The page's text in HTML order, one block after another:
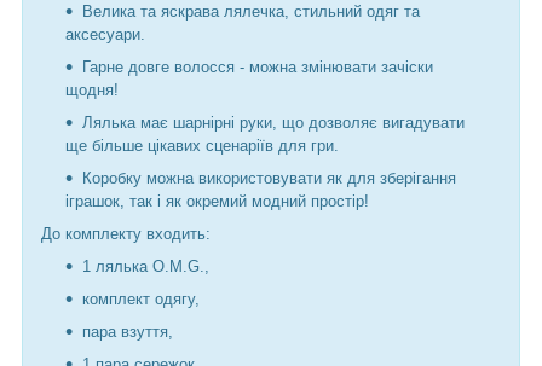
Велика та яскрава лялечка, стильний одяг та
аксесуари.
Гарне довге волосся - можна змінювати зачіски
щодня!
Лялька має шарнірні руки, що дозволяє вигадувати
ще більше цікавих сценаріїв для гри.
Коробку можна використовувати як для зберігання
іграшок, так і як окремий модний простір!
До комплекту входить:
1 лялька O.M.G.,
комплект одягу,
пара взуття,